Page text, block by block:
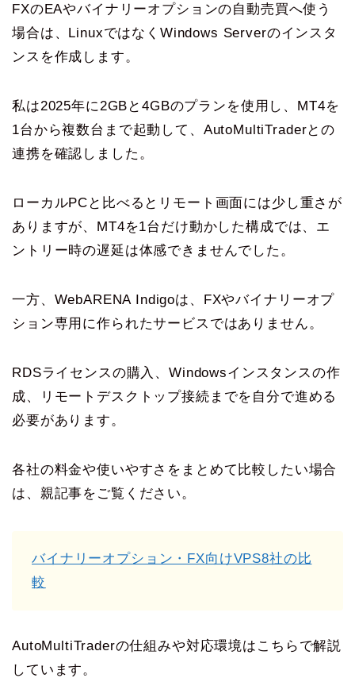
FXのEAやバイナリーオプションの自動売買へ使う
場合は、LinuxではなくWindows Serverのインスタ
ンスを作成します。
私は2025年に2GBと4GBのプランを使用し、MT4を
1台から複数台まで起動して、AutoMultiTraderとの
連携を確認しました。
ローカルPCと比べるとリモート画面には少し重さが
ありますが、MT4を1台だけ動かした構成では、エ
ントリー時の遅延は体感できませんでした。
一方、WebARENA Indigoは、FXやバイナリーオプ
ション専用に作られたサービスではありません。
RDSライセンスの購入、Windowsインスタンスの作
成、リモートデスクトップ接続までを自分で進める
必要があります。
各社の料金や使いやすさをまとめて比較したい場合
は、親記事をご覧ください。
バイナリーオプション・FX向けVPS8社の比
較
AutoMultiTraderの仕組みや対応環境はこちらで解説
しています。